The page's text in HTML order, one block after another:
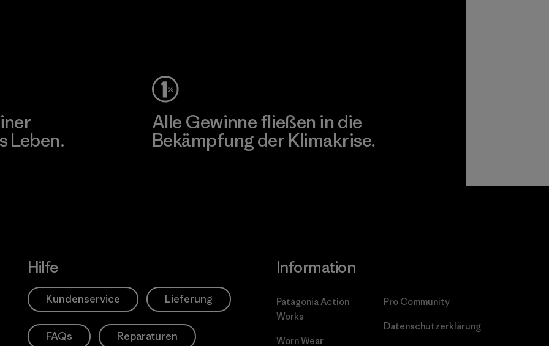
Leben.
Alle Gewinne fließen in die
Bekämpfung der Klimakrise.
Hilfe
Kundenservice Lieferung
FAQs Reparaturen
Information
Patagonia Action
Works
Worn Wear
Pro Community
Datenschutzerklärung